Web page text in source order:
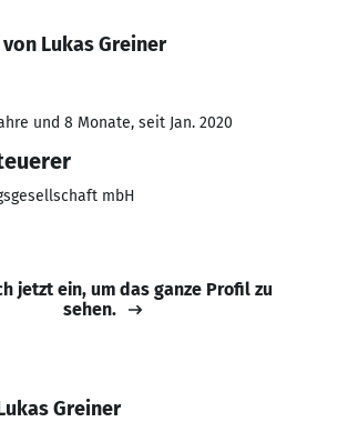
Lukas Greiner
und 8 Monate, seit Jan. 2020
mbH
jetzt ein, um das ganze Profil zu
sehen.
Greiner